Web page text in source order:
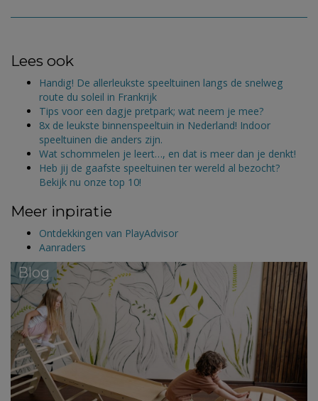
Lees ook
Handig! De allerleukste speeltuinen langs de snelweg
route du soleil in Frankrijk
Tips voor een dagje pretpark; wat neem je mee?
8x de leukste binnenspeeltuin in Nederland! Indoor
speeltuinen die anders zijn.
Wat schommelen je leert…, en dat is meer dan je denkt!
Heb jij de gaafste speeltuinen ter wereld al bezocht?
Bekijk nu onze top 10!
Meer inpiratie
Ontdekkingen van PlayAdvisor
Aanraders
Blog